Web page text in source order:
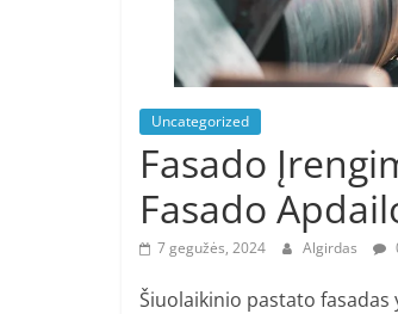
Uncategorized
Fasado
Fasado
7 gegužės, 2024 Algirdas
Šiuolaikinio pastato